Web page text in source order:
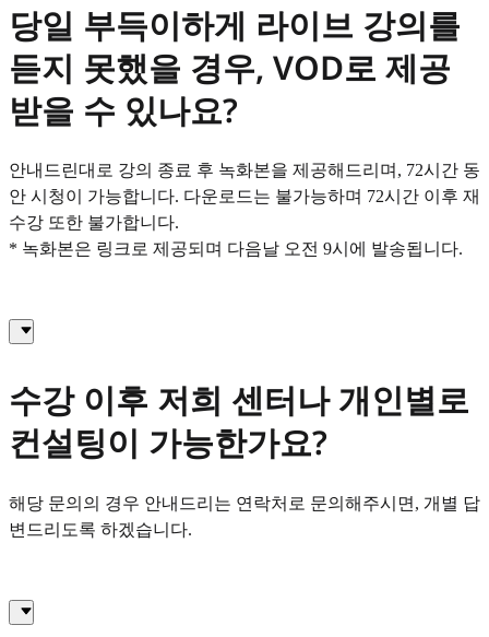
당일 부득이하게 라이브 강의를
듣지 못했을 경우, VOD로 제공
받을 수 있나요?
안내드린대로 강의 종료 후 녹화본을 제공해드리며, 72시간 동
안 시청이 가능합니다. 다운로드는 불가능하며 72시간 이후 재
수강 또한 불가합니다.
* 녹화본은 링크로 제공되며 다음날 오전 9시에 발송됩니다.
수강 이후 저희 센터나 개인별로
컨설팅이 가능한가요?
해당 문의의 경우 안내드리는 연락처로 문의해주시면, 개별 답
변드리도록 하겠습니다.